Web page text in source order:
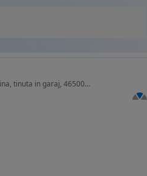
998 cm3 • 100 CP • primul proprietar, folosita ca a doua masina, tinuta in garaj, 46500km